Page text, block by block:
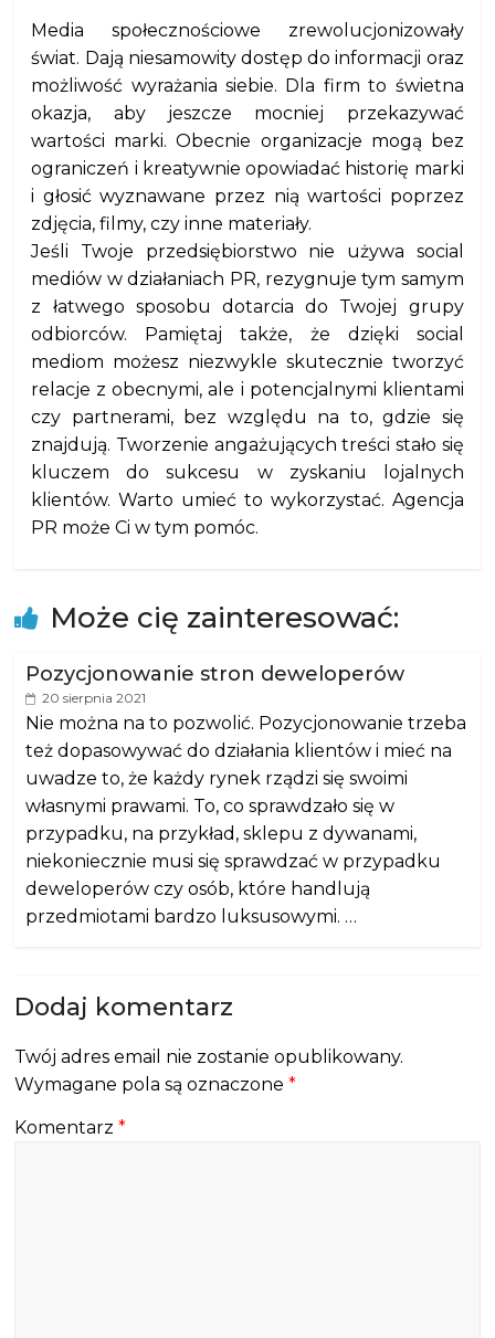
Media społecznościowe zrewolucjonizowały
świat. Dają niesamowity dostęp do informacji oraz
możliwość wyrażania siebie. Dla firm to świetna
okazja, aby jeszcze mocniej przekazywać
wartości marki. Obecnie organizacje mogą bez
ograniczeń i kreatywnie opowiadać historię marki
i głosić wyznawane przez nią wartości poprzez
zdjęcia, filmy, czy inne materiały.
Jeśli Twoje przedsiębiorstwo nie używa social
mediów w działaniach PR, rezygnuje tym samym
z łatwego sposobu dotarcia do Twojej grupy
odbiorców. Pamiętaj także, że dzięki social
mediom możesz niezwykle skutecznie tworzyć
relacje z obecnymi, ale i potencjalnymi klientami
czy partnerami, bez względu na to, gdzie się
znajdują. Tworzenie angażujących treści stało się
kluczem do sukcesu w zyskaniu lojalnych
klientów. Warto umieć to wykorzystać. Agencja
PR może Ci w tym pomóc.
Może cię zainteresować:
Pozycjonowanie stron deweloperów
20 sierpnia 2021
Nie można na to pozwolić. Pozycjonowanie trzeba
też dopasowywać do działania klientów i mieć na
uwadze to, że każdy rynek rządzi się swoimi
własnymi prawami. To, co sprawdzało się w
przypadku, na przykład, sklepu z dywanami,
niekoniecznie musi się sprawdzać w przypadku
deweloperów czy osób, które handlują
przedmiotami bardzo luksusowymi. …
Dodaj komentarz
Twój adres email nie zostanie opublikowany.
Wymagane pola są oznaczone*
Komentarz*